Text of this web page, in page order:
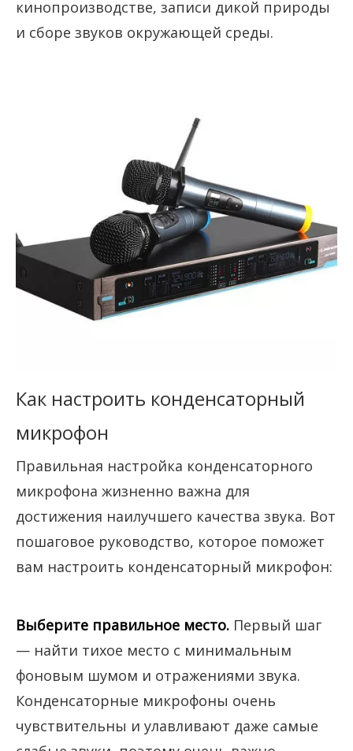
кинопроизводстве, записи дикой природы
и сборе звуков окружающей среды.
Как настроить конденсаторный
микрофон
Правильная настройка конденсаторного
микрофона жизненно важна для
достижения наилучшего качества звука. Вот
пошаговое руководство, которое поможет
вам настроить конденсаторный микрофон:
Выберите правильное место. Первый шаг
— найти тихое место с минимальным
фоновым шумом и отражениями звука.
Конденсаторные микрофоны очень
чувствительны и улавливают даже самые